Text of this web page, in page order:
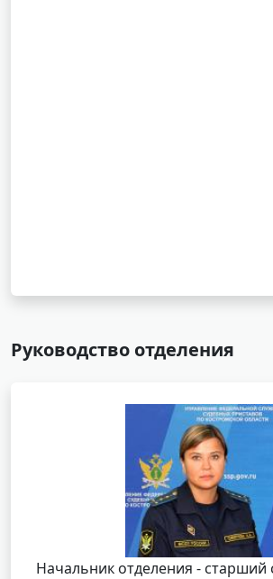
Руководство отделения
Начальник отделения - старший